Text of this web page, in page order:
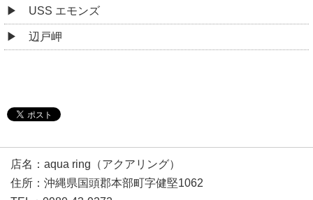
USS エモンズ
辺戸岬
店名：aqua ring（アクアリング）
住所：沖縄県国頭郡本部町字健堅1062